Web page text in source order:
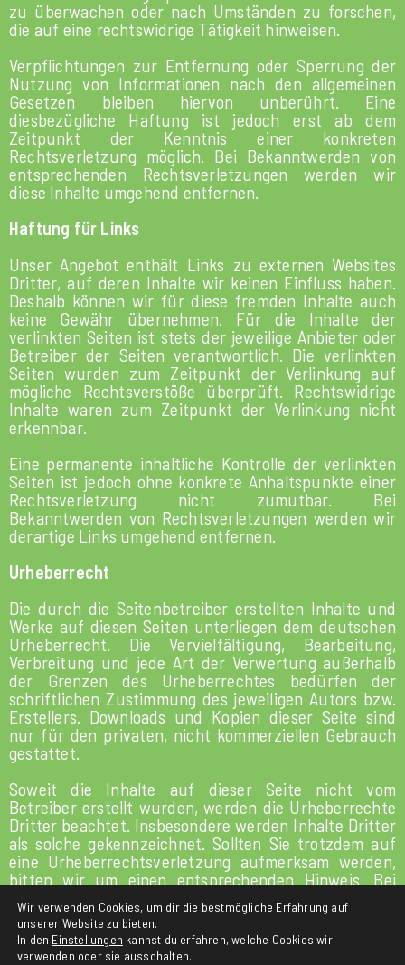
zu überwachen oder nach Umständen zu forschen,
die auf eine rechtswidrige Tätigkeit hinweisen.
Verpflichtungen zur Entfernung oder Sperrung der
Nutzung von Informationen nach den allgemeinen
Gesetzen bleiben hiervon unberührt. Eine
diesbezügliche Haftung ist jedoch erst ab dem
Zeitpunkt der Kenntnis einer konkreten
Rechtsverletzung möglich. Bei Bekanntwerden von
entsprechenden Rechtsverletzungen werden wir
diese Inhalte umgehend entfernen.
Haftung für Links
Unser Angebot enthält Links zu externen Websites
Dritter, auf deren Inhalte wir keinen Einfluss haben.
Deshalb können wir für diese fremden Inhalte auch
keine Gewähr übernehmen. Für die Inhalte der
verlinkten Seiten ist stets der jeweilige Anbieter oder
Betreiber der Seiten verantwortlich. Die verlinkten
Seiten wurden zum Zeitpunkt der Verlinkung auf
mögliche Rechtsverstöße überprüft. Rechtswidrige
Inhalte waren zum Zeitpunkt der Verlinkung nicht
erkennbar.
Eine permanente inhaltliche Kontrolle der verlinkten
Seiten ist jedoch ohne konkrete Anhaltspunkte einer
Rechtsverletzung nicht zumutbar. Bei
Bekanntwerden von Rechtsverletzungen werden wir
derartige Links umgehend entfernen.
Urheberrecht
Die durch die Seitenbetreiber erstellten Inhalte und
Werke auf diesen Seiten unterliegen dem deutschen
Urheberrecht. Die Vervielfältigung, Bearbeitung,
Verbreitung und jede Art der Verwertung außerhalb
der Grenzen des Urheberrechtes bedürfen der
schriftlichen Zustimmung des jeweiligen Autors bzw.
Erstellers. Downloads und Kopien dieser Seite sind
nur für den privaten, nicht kommerziellen Gebrauch
gestattet.
Soweit die Inhalte auf dieser Seite nicht vom
Betreiber erstellt wurden, werden die Urheberrechte
Dritter beachtet. Insbesondere werden Inhalte Dritter
als solche gekennzeichnet. Sollten Sie trotzdem auf
eine Urheberrechtsverletzung aufmerksam werden,
bitten wir um einen entsprechenden Hinweis. Bei
Bekanntwerden von Rechtsverletzungen werden wir
derartige Inhalte umgehend entfernen.
Wir verwenden Cookies, um dir die bestmögliche Erfahrung auf
unserer Website zu bieten.
In den Einstellungen kannst du erfahren, welche Cookies wir
verwenden oder sie ausschalten.